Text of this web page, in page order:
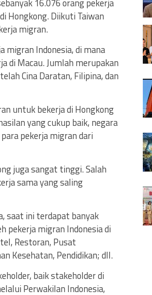
16.076 orang pekerja
Hongkong. Diikuti Taiwan
migran.
migran Indonesia, di mana
di Macau. Jumlah merupakan
Cina Daratan, Filipina, dan
untuk bekerja di Hongkong
yang cukup baik, negara
pekerja migran dari
juga sangat tinggi. Salah
sama yang saling
saat ini terdapat banyak
pekerja migran Indonesia di
Restoran, Pusat
Kesehatan, Pendidikan; dll.
baik stakeholder di
Perwakilan Indonesia,